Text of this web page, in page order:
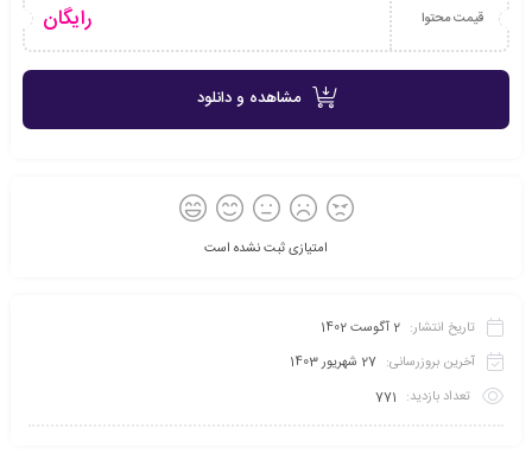
قیمت محتوا رایگان
مشاهده و دانلود
امتیازی ثبت نشده است
تاریخ انتشار: 2 آگوست 1402
آخرین بروزرسانی: 27 شهریور 1403
تعداد بازدید: 771